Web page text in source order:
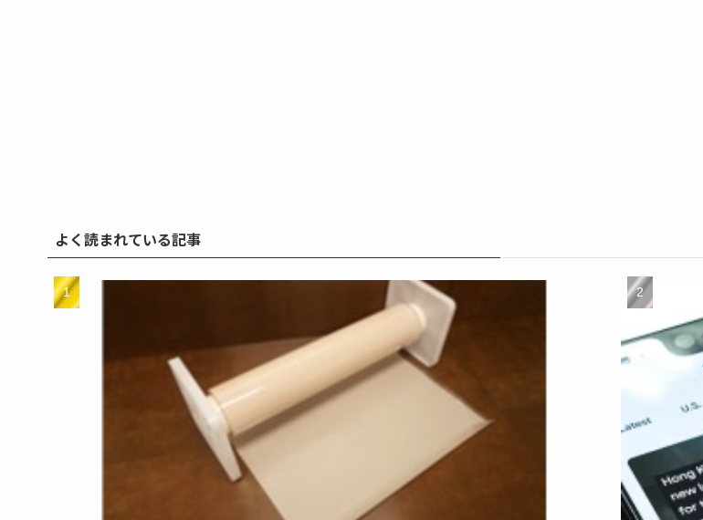
よく読まれている記事